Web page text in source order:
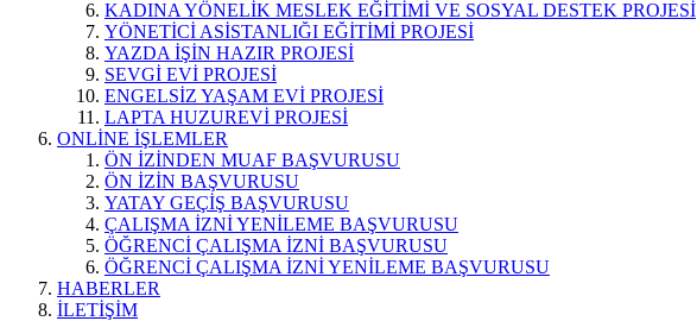
KADINA YÖNELİK MESLEK EĞİTİMİ VE SOSYAL DESTEK PROJESİ
YÖNETİCİ ASİSTANLIĞI EĞİTİMİ PROJESİ
YAZDA İŞİN HAZIR PROJESİ
SEVGİ EVİ PROJESİ
ENGELSİZ YAŞAM EVİ PROJESİ
LAPTA HUZUREVİ PROJESİ
ONLİNE İŞLEMLER
ÖN İZİNDEN MUAF BAŞVURUSU
ÖN İZİN BAŞVURUSU
YATAY GEÇİŞ BAŞVURUSU
ÇALIŞMA İZNİ YENİLEME BAŞVURUSU
ÖĞRENCİ ÇALIŞMA İZNİ BAŞVURUSU
ÖĞRENCİ ÇALIŞMA İZNİ YENİLEME BAŞVURUSU
HABERLER
İLETİŞİM